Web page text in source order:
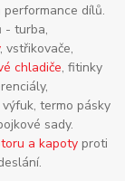
performance dílů.
- turba,
, vstřikovače,
chladiče, fitinky
termo pásky
sady.
a kapoty proti